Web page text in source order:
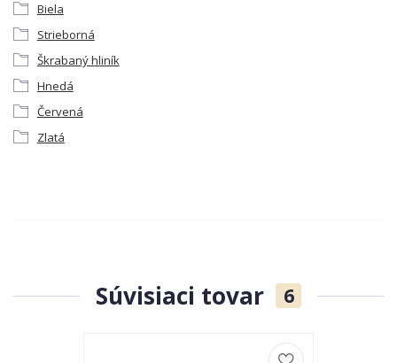
Biela
Strieborná
Škrabaný hliník
Hnedá
Červená
Zlatá
Súvisiaci tovar 6